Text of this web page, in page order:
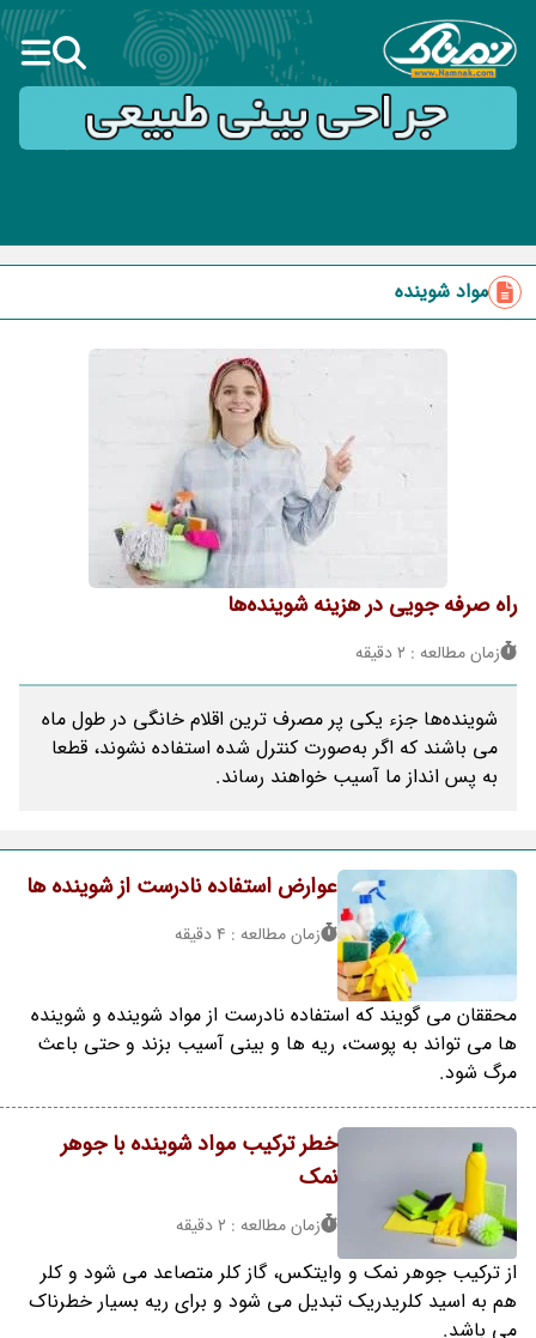
مواد شوینده
راه صرفه جویی در هزینه شوینده‌ها
زمان مطالعه : 2 دقیقه
شوینده‌ها جزء یکی پر مصرف ترین اقلام خانگی در طول ماه
می باشند که اگر به‌صورت کنترل شده استفاده نشوند، قطعا
به پس انداز ما آسیب خواهند رساند.
عوارض استفاده نادرست از شوینده ها
زمان مطالعه : 4 دقیقه
محققان می گویند که استفاده نادرست از مواد شوینده و شوینده
ها می تواند به پوست، ریه ها و بینی آسیب بزند و حتی باعث
مرگ شود.
خطر ترکیب مواد شوینده با جوهر
نمک
زمان مطالعه : 2 دقیقه
از ترکیب جوهر نمک و وایتکس، گاز کلر متصاعد می شود و کلر
هم به اسید کلریدریک تبدیل می شود و برای ریه بسیار خطرناک
می باشد.